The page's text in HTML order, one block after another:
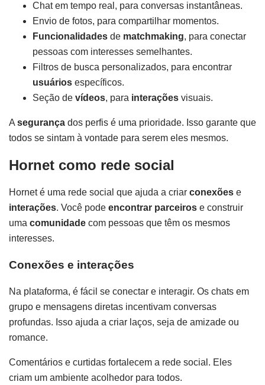
Chat em tempo real, para conversas instantâneas.
Envio de fotos, para compartilhar momentos.
Funcionalidades de matchmaking, para conectar
pessoas com interesses semelhantes.
Filtros de busca personalizados, para encontrar
usuários específicos.
Seção de vídeos, para interações visuais.
A segurança dos perfis é uma prioridade. Isso garante que
todos se sintam à vontade para serem eles mesmos.
Hornet como rede social
Hornet é uma rede social que ajuda a criar conexões e
interações. Você pode encontrar parceiros e construir
uma comunidade com pessoas que têm os mesmos
interesses.
Conexões e interações
Na plataforma, é fácil se conectar e interagir. Os chats em
grupo e mensagens diretas incentivam conversas
profundas. Isso ajuda a criar laços, seja de amizade ou
romance.
Comentários e curtidas fortalecem a rede social. Eles
criam um ambiente acolhedor para todos.